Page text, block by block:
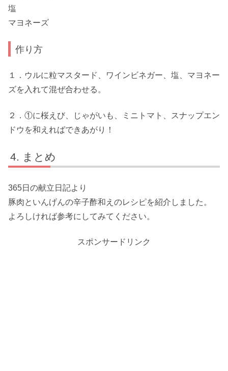
塩
マヨネーズ
作り方
１．ウルに粒マスタード、ワインビネガー、塩、マヨネー
ズを入れて混ぜ合わせる。
２．①に桜えび、じゃがいも、ミニトマト、スナップエン
ドウを和えればできあがり！
まとめ
365日の献立日記より
豚肉といんげんの辛子酢和えのレシピを紹介しました。
よろしければ参考にしてみてください。
スポンサードリンク